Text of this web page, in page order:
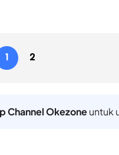
1 2
Channel Okezoneuntuk